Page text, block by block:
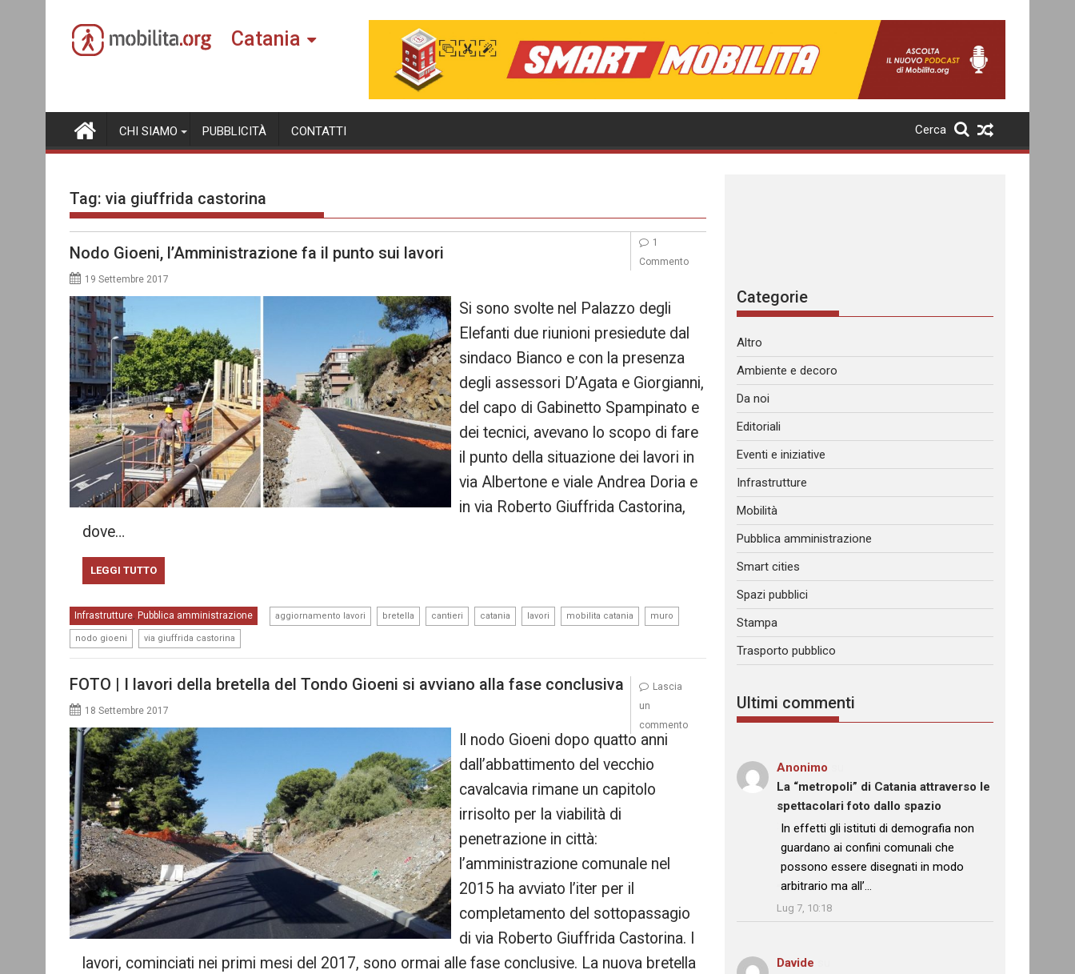
content
Catania
CHI SIAMO PUBBLICITÀ CONTATTI Cerca
Tag: via giuffrida castorina
Nodo Gioeni, l’Amministrazione fa il punto sui lavori
19 Settembre 2017
Si sono svolte nel Palazzo degli
Elefanti due riunioni presiedute dal
sindaco Bianco e con la presenza
degli assessori D’Agata e Giorgianni,
del capo di Gabinetto Spampinato e
dei tecnici, avevano lo scopo di fare
il punto della situazione dei lavori in
via Albertone e viale Andrea Doria e
in via Roberto Giuffrida Castorina,
dove…
LEGGI TUTTO
Infrastrutture Pubblica amministrazione aggiornamento lavori bretella cantieri catania lavori mobilita catania muro
nodo gioeni via giuffrida castorina
1
Commento
FOTO | I lavori della bretella del Tondo Gioeni si avviano alla fase conclusiva
18 Settembre 2017
Il nodo Gioeni dopo quatto anni
dall’abbattimento del vecchio
cavalcavia rimane un capitolo
irrisolto per la viabilità di
penetrazione in città:
l’amministrazione comunale nel
2015 ha avviato l’iter per il
completamento del sottopassagio
di via Roberto Giuffrida Castorina. I
lavori, cominciati nei primi mesi del 2017, sono ormai alle fase conclusive. La nuova bretella
Lascia
un
commento
Categorie
Altro
Ambiente e decoro
Da noi
Editoriali
Eventi e iniziative
Infrastrutture
Mobilità
Pubblica amministrazione
Smart cities
Spazi pubblici
Stampa
Trasporto pubblico
Ultimi commenti
Anonimo
La “metropoli” di Catania attraverso le
spettacolari foto dallo spazio
: “
In effetti gli istituti di demografia non
guardano ai confini comunali che
possono essere disegnati in modo
arbitrario ma all’…
Lug 7, 10:18
Davide